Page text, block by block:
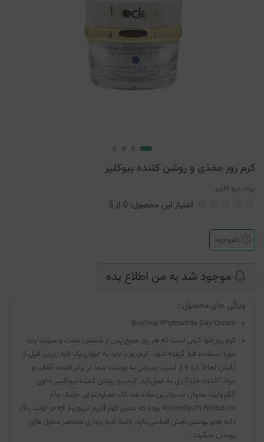
کرم روز مغذی و روشن کننده بیوکلیر
برند: بیو کلییر
امتیاز این محصول: 0 از 5
ناموجود
موجود شد به من اطلاع بده
ویژگی های محصول :
Bioclear Phytowhite Day Cream
کرم روز تنها کرمی است که هر روز صبح پس از شستن دست و صورت باید
مورد استفاده قرار گرفته شود. کرم روز را باید به عنوان یک لایه زیرین قبل از
آرایش لحاظ کرد تا از آسیب رسیدن به پوست شما در برابر اشعه آفتاب و
مواد آلاینده جلوگیری به عمل آید. کرم روز روشن کننده بیوکلییر حاوی
آلگووایت بعنوان جدیدترین ماده ضد لک عصاره نوعی جلبک بنام
Ascophyum Nodusum بوده که ضمن کهار آنزیم تیروزیناز که در تولید رنگ
دانه های پوستی نقش اساسی دارد، باعث لایه برداری مختصر سلول های
پوستی میگردد.